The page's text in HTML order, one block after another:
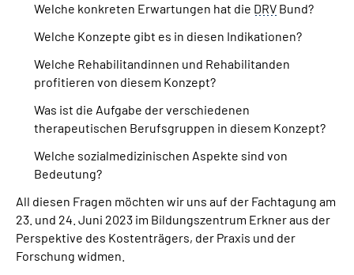
Welche konkreten Erwartungen hat die DRV Bund?
Welche Konzepte gibt es in diesen Indikationen?
Welche Rehabilitandinnen und Rehabilitanden
profitieren von diesem Konzept?
Was ist die Aufgabe der verschiedenen
therapeutischen Berufsgruppen in diesem Konzept?
Welche sozialmedizinischen Aspekte sind von
Bedeutung?
All diesen Fragen möchten wir uns auf der Fachtagung am
23. und 24. Juni 2023 im Bildungszentrum Erkner aus der
Perspektive des Kostenträgers, der Praxis und der
Forschung widmen.